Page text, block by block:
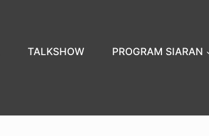
TALKSHOW PROGRAM SIARAN